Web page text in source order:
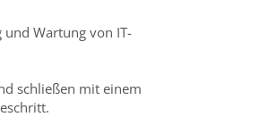
Wartung von IT-
schließen mit einem